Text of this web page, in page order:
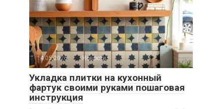
14.05.2026 Новости
Укладка плитки на кухонный
фартук своими руками пошаговая
инструкция